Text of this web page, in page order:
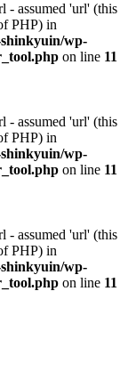
- assumed 'url' (this
PHP) in
shinkyuin/wp-
on line 11
- assumed 'url' (this
PHP) in
shinkyuin/wp-
on line 11
- assumed 'url' (this
PHP) in
shinkyuin/wp-
on line 11